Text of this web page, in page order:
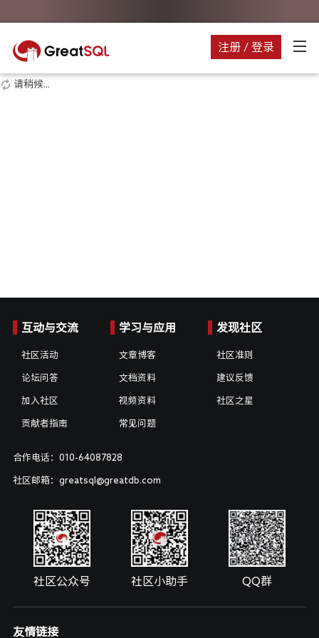
注册 / 登录
请稍候...
互动与交流
社区活动
论坛问答
加入社区
贡献者指南
学习与应用
文章博客
文档资料
视频资料
常见问题
发现社区
社区准则
建议反馈
社区之星
合作电话：010-64087828
社区邮箱：greatsql@greatdb.com
社区公众号 社区小助手 QQ群
友情链接